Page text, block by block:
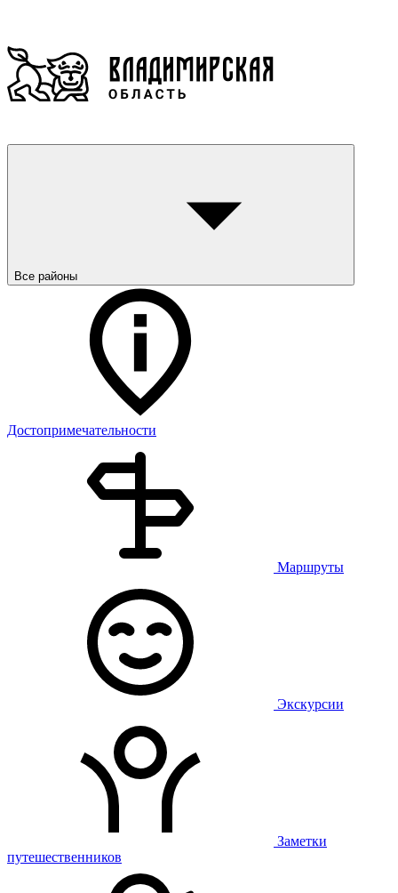
Все районы
Достопримечательности
Маршруты
Экскурсии
Заметки
путешественников